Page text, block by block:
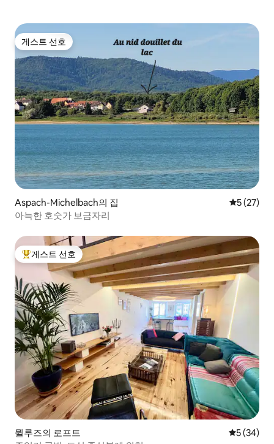
게스트 선호
게스트 선호
Aspach-Michelbach의 집 평점 5점
5 (27)
아늑한 호숫가 보금자리
상위 게스트 선호
게스트 선호
뮐루즈의 로프트 평점 5점(5
5 (34)